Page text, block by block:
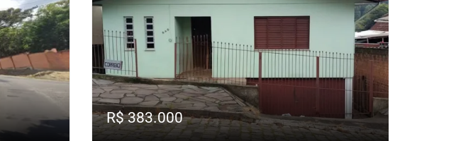
R$ 383.000